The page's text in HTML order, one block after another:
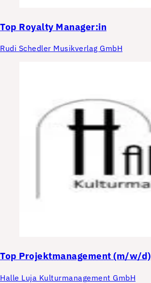
Top Royalty Manager:in
Rudi Schedler Musikverlag GmbH
Top Projektmanagement (m/w/d)
Halle Luja Kulturmanagement GmbH